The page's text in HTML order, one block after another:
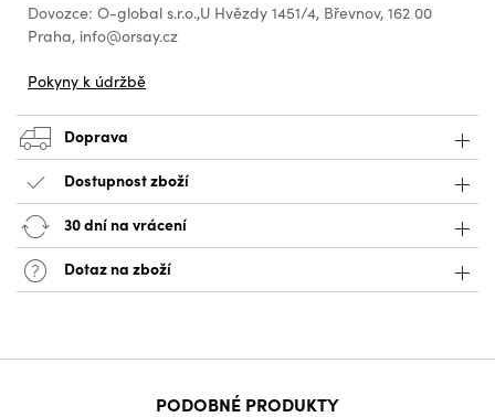
Dovozce: O-global s.r.o.,U Hvězdy 1451/4, Břevnov, 162 00
Praha, info@orsay.cz
Pokyny k údržbě
Doprava
Dostupnost zboží
30 dní na vrácení
Dotaz na zboží
PODOBNÉ PRODUKTY